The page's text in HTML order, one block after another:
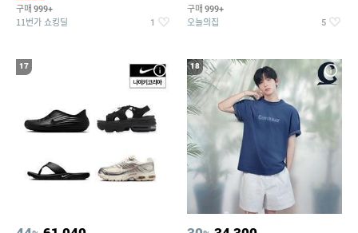
구매 999+
11번가 쇼킹딜 1
구매 999+
오늘의집 5
17 18